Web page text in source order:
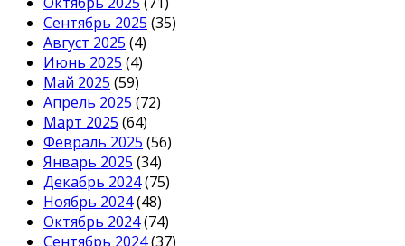
Сентябрь 2025 (35)
Август 2025 (4)
Июнь 2025 (4)
Май 2025 (59)
Апрель 2025 (72)
Март 2025 (64)
Февраль 2025 (56)
Январь 2025 (34)
Декабрь 2024(75)
Ноябрь 2024(48)
Октябрь 2024(74)
Сентябрь 2024(37)